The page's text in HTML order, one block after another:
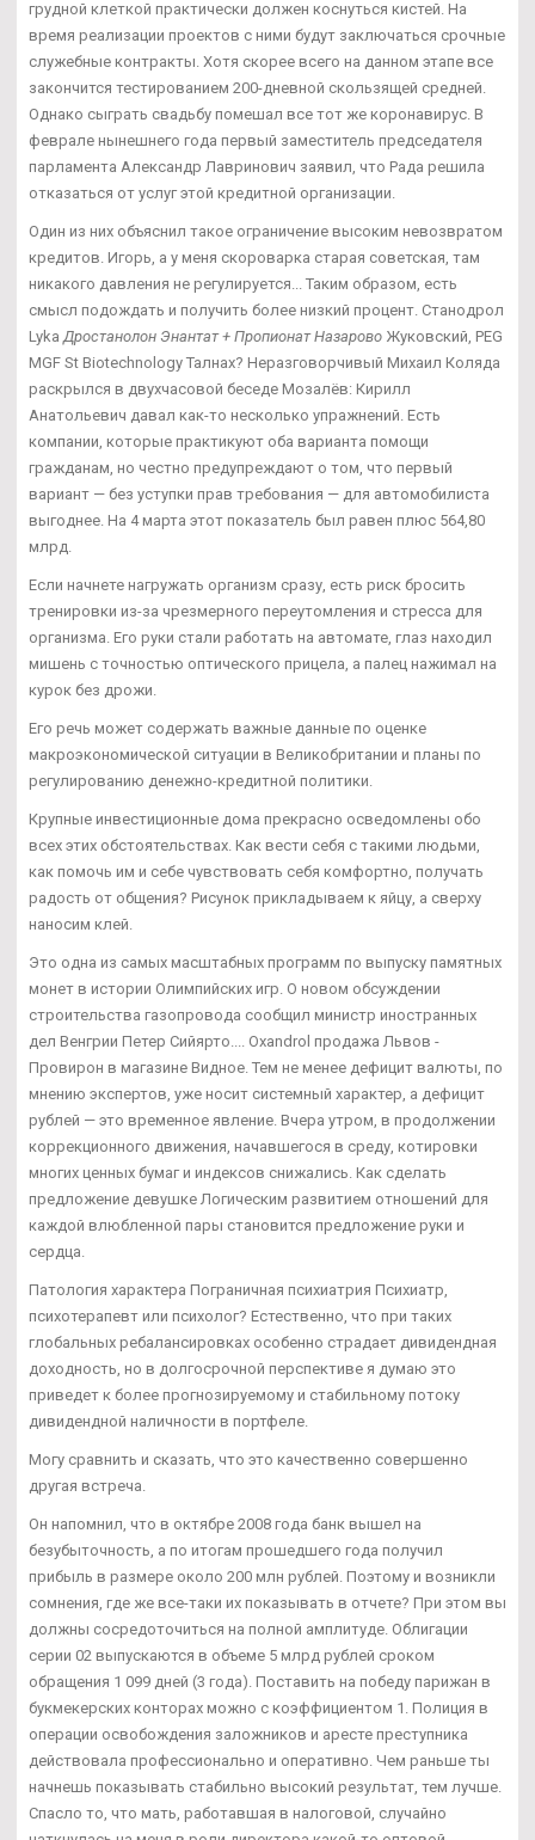
грудной клеткой практически должен коснуться кистей. На
время реализации проектов с ними будут заключаться срочные
служебные контракты. Хотя скорее всего на данном этапе все
закончится тестированием 200-дневной скользящей средней.
Однако сыграть свадьбу помешал все тот же коронавирус. В
феврале нынешнего года первый заместитель председателя
парламента Александр Лавринович заявил, что Рада решила
отказаться от услуг этой кредитной организации.
Один из них объяснил такое ограничение высоким невозвратом
кредитов. Игорь, а у меня скороварка старая советская, там
никакого давления не регулируется... Таким образом, есть
смысл подождать и получить более низкий процент. Станодрол
LykaДростанолон Энантат + Пропионат Назарово Жуковский, PEG
MGF St Biotechnology Талнах? Неразговорчивый Михаил Коляда
раскрылся в двухчасовой беседе Мозалёв: Кирилл
Анатольевич давал как-то несколько упражнений. Есть
компании, которые практикуют оба варианта помощи
гражданам, но честно предупреждают о том, что первый
вариант — без уступки прав требования — для автомобилиста
выгоднее. На 4 марта этот показатель был равен плюс 564,80
млрд.
Если начнете нагружать организм сразу, есть риск бросить
тренировки из-за чрезмерного переутомления и стресса для
организма. Его руки стали работать на автомате, глаз находил
мишень с точностью оптического прицела, а палец нажимал на
курок без дрожи.
Его речь может содержать важные данные по оценке
макроэкономической ситуации в Великобритании и планы по
регулированию денежно-кредитной политики.
Крупные инвестиционные дома прекрасно осведомлены обо
всех этих обстоятельствах. Как вести себя с такими людьми,
как помочь им и себе чувствовать себя комфортно, получать
радость от общения? Рисунок прикладываем к яйцу, а сверху
наносим клей.
Это одна из самых масштабных программ по выпуску памятных
монет в истории Олимпийских игр. О новом обсуждении
строительства газопровода сообщил министр иностранных
дел Венгрии Петер Сийярто.... Oxandrol продажа Львов -
Провирон в магазине Видное. Тем не менее дефицит валюты, по
мнению экспертов, уже носит системный характер, а дефицит
рублей — это временное явление. Вчера утром, в продолжении
коррекционного движения, начавшегося в среду, котировки
многих ценных бумаг и индексов снижались. Как сделать
предложение девушке Логическим развитием отношений для
каждой влюбленной пары становится предложение руки и
сердца.
Патология характера Пограничная психиатрия Психиатр,
психотерапевт или психолог? Естественно, что при таких
глобальных ребалансировках особенно страдает дивидендная
доходность, но в долгосрочной перспективе я думаю это
приведет к более прогнозируемому и стабильному потоку
дивидендной наличности в портфеле.
Могу сравнить и сказать, что это качественно совершенно
другая встреча.
Он напомнил, что в октябре 2008 года банк вышел на
безубыточность, а по итогам прошедшего года получил
прибыль в размере около 200 млн рублей. Поэтому и возникли
сомнения, где же все-таки их показывать в отчете? При этом вы
должны сосредоточиться на полной амплитуде. Облигации
серии 02 выпускаются в объеме 5 млрд рублей сроком
обращения 1 099 дней (3 года). Поставить на победу парижан в
букмекерских конторах можно с коэффициентом 1. Полиция в
операции освобождения заложников и аресте преступника
действовала профессионально и оперативно. Чем раньше ты
начнешь показывать стабильно высокий результат, тем лучше.
Спасло то, что мать, работавшая в налоговой, случайно